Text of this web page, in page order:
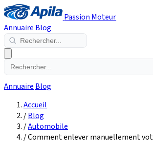
Passion Moteur
Annuaire Blog
Annuaire Blog
Accueil
/Blog
/Automobile
/Comment enlever manuellement